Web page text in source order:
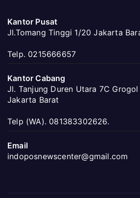
Kantor Pusat
Jl.Tomang Tinggi 1/20 Jakarta
Telp. 0215666657
Kantor Cabang
Jl. Tanjung Duren Utara 7C
Jakarta Barat
Telp (WA). 081383302626.
Email
indoposnewscenter@gmail.com